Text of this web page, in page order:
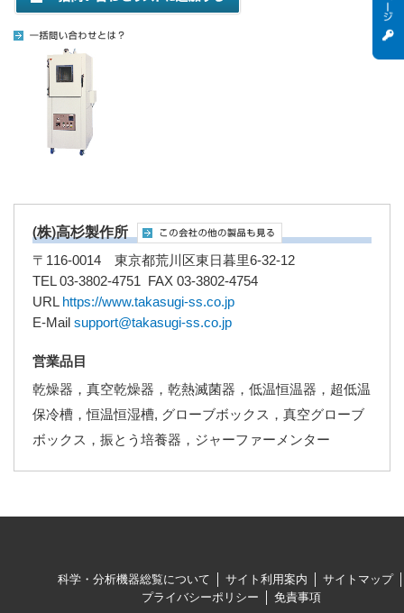
(株)高杉製作所
〒116-0014 東京都荒川区東日暮里6-32-12
TEL 03-3802-4751 FAX 03-3802-4754
URL https://www.takasugi-ss.co.jp
E-Mail support@takasugi-ss.co.jp
営業品目
乾燥器，真空乾燥器，乾熱滅菌器，低温恒温器，超低温
保冷槽，恒温恒湿槽, グローブボックス，真空グローブ
ボックス，振とう培養器，ジャーファーメンター
科学・分析機器総覧について サイト利用案内
サイトマップ
プライバシーポリシー
免責事項